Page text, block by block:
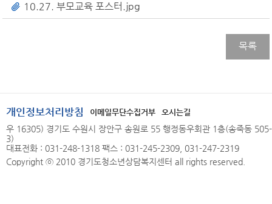
10.27. 부모교육 포스터.jpg
목록
개인정보처리방침 이메일무단수집거부 오시는길
우 16305) 경기도 수원시 장안구 송원로 55 행정동우회관 1층(송죽동 505-
3)
대표전화 : 031-248-1318 팩스 : 031-245-2309, 031-247-2319
Copyright ⓒ 2010 경기도청소년상담복지센터 all rights reserved.